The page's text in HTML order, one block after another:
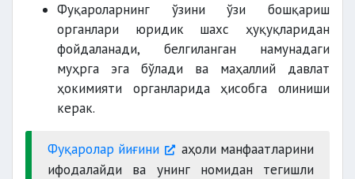
Фуқароларнинг ўзини ўзи бошқариш
органлари юридик шахс ҳуқуқларидан
фойдаланади, белгиланган намунадаги
муҳрга эга бўлади ва маҳаллий давлат
ҳокимияти органларида ҳисобга олиниши
керак.
Фуқаролар йиғини
аҳоли манфаатларини
ифодалайди ва унинг номидан тегишли